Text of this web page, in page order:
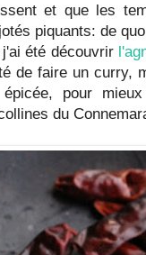
et que les
piquants: de
été découvrir
de faire un curry,
pour
du